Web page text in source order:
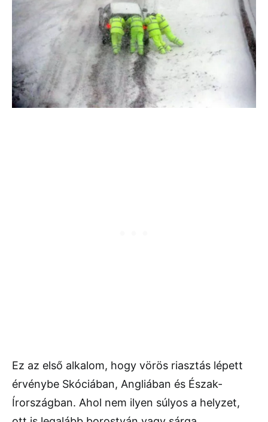
Ez az első alkalom, hogy vörös riasztás lépett
érvénybe Skóciában, Angliában és Észak-
Írországban. Ahol nem ilyen súlyos a helyzet,